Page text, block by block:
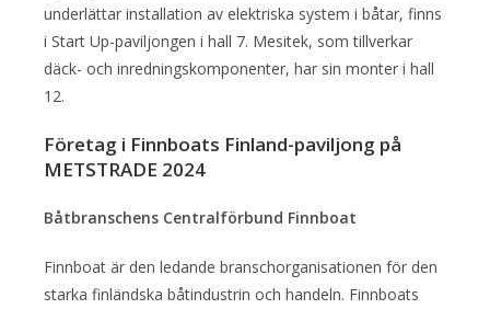
underlättar installation av elektriska system i båtar, finns
i Start Up-paviljongen i hall 7. Mesitek, som tillverkar
däck- och inredningskomponenter, har sin monter i hall
12.
Företag i Finnboats Finland-paviljong på
METSTRADE 2024
Båtbranschens Centralförbund Finnboat
Finnboat är den ledande branschorganisationen för den
starka finländska båtindustrin och handeln. Finnboats